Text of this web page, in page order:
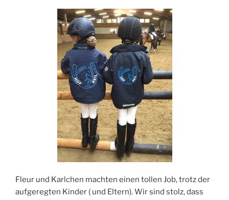
Fleur und Karlchen machten einen tollen Job, trotz der
aufgeregten Kinder ( und Eltern). Wir sind stolz, dass